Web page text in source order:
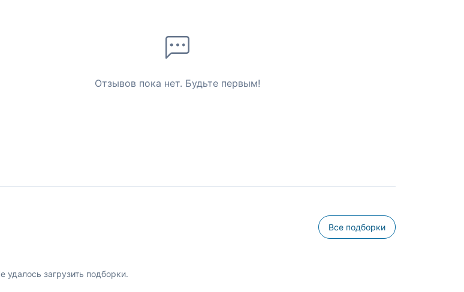
Отзывов пока нет. Будьте первым!
Все подборки
удалось загрузить подборки.